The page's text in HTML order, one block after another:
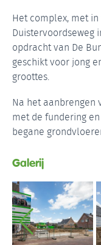
Het complex, met
Duistervoordseweg
opdracht van De
geschikt voor jong
groottes.
Na het aanbrengen
met de fundering
begane
Galerij